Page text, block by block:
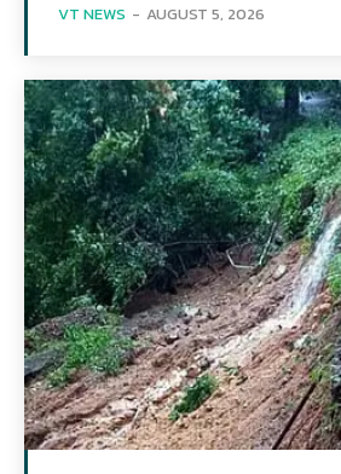
VT NEWS - AUGUST 5, 2026